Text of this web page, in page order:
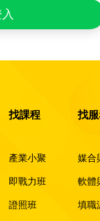
找課程
產業小聚
即戰力班
證照班
找
媒合
軟體
填職